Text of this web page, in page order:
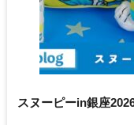
スヌーピーin銀座